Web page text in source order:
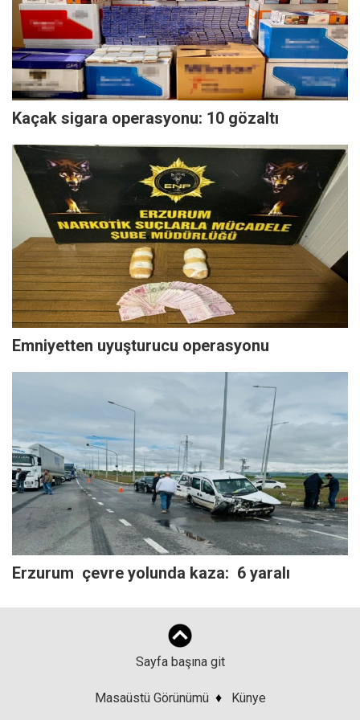
Kaçak sigara operasyonu: 10 gözaltı
Emniyetten uyuşturucu operasyonu
Erzurum çevre yolunda kaza: 6 yaralı
Sayfa başına git
Masaüstü Görünümü ♦ Künye